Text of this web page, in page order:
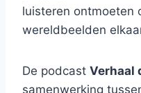
luisteren ontmoeten
wereldbeelden
De podcast Verhaal
samenwerking